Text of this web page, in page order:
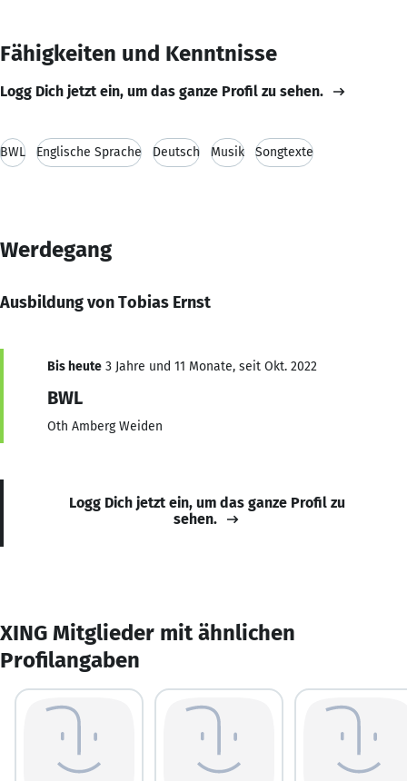
Fähigkeiten und Kenntnisse
Logg Dich jetzt ein, um das ganze Profil zu sehen.
BWL Englische Sprache Deutsch Musik Songtexte
Werdegang
Ausbildung von Tobias Ernst
Bis heute 3 Jahre und 11 Monate, seit Okt. 2022
BWL
Oth Amberg Weiden
Logg Dich jetzt ein, um das ganze Profil zu
sehen.
XING Mitglieder mit ähnlichen
Profilangaben